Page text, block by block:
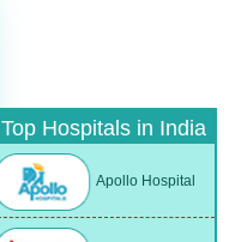
Top Hospitals in India
Apollo Hospital